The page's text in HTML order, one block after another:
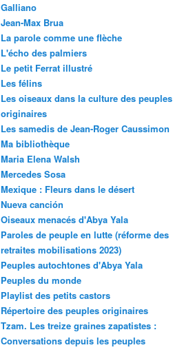
Galliano
Jean-Max Brua
La parole comme une flèche
L'écho des palmiers
Le petit Ferrat illustré
Les félins
Les oiseaux dans la culture des peuples
originaires
Les samedis de Jean-Roger Caussimon
Ma bibliothèque
Maria Elena Walsh
Mercedes Sosa
Mexique : Fleurs dans le désert
Nueva canción
Oiseaux menacés d'Abya Yala
Paroles de peuple en lutte (réforme des
retraites mobilisations 2023)
Peuples autochtones d'Abya Yala
Peuples du monde
Playlist des petits castors
Répertoire des peuples originaires
Tzam. Les treize graines zapatistes :
Conversations depuis les peuples